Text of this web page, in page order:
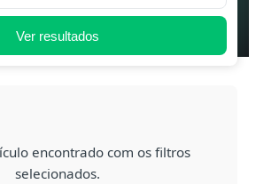
Ver resultados
encontrado com os filtros
selecionados.